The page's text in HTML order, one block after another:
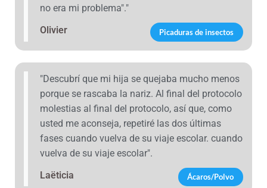
no era mi problema"."
Olivier
Picaduras de insectos
"Descubrí que mi hija se quejaba mucho menos
porque se rascaba la nariz. Al final del protocolo
molestias al final del protocolo, así que, como
usted me aconseja, repetiré las dos últimas
fases cuando vuelva de su viaje escolar. cuando
vuelva de su viaje escolar".
Laëticia
Ácaros/Polvo